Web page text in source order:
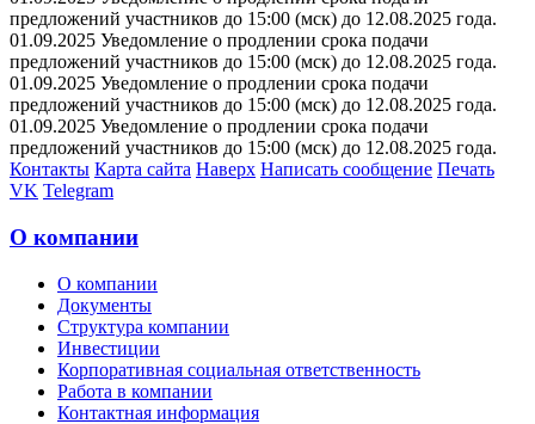
предложений участников до 15:00 (мск) до 12.08.2025 года.
01.09.2025 Уведомление о продлении срока подачи
предложений участников до 15:00 (мск) до 12.08.2025 года.
01.09.2025 Уведомление о продлении срока подачи
предложений участников до 15:00 (мск) до 12.08.2025 года.
01.09.2025 Уведомление о продлении срока подачи
предложений участников до 15:00 (мск) до 12.08.2025 года.
Контакты Карта сайта Наверх Написать сообщение Печать
VK Telegram
О компании
О компании
Документы
Структура компании
Инвестиции
Корпоративная социальная ответственность
Работа в компании
Контактная информация